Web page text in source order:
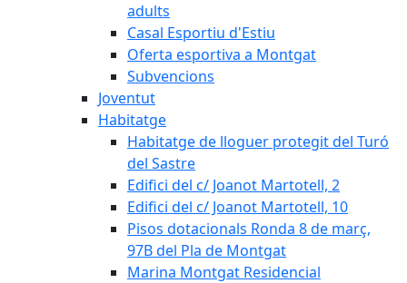
adults
Casal Esportiu d'Estiu
Oferta esportiva a Montgat
Subvencions
Joventut
Habitatge
Habitatge de lloguer protegit del Turó
del Sastre
Edifici del c/ Joanot Martotell, 2
Edifici del c/ Joanot Martotell, 10
Pisos dotacionals Ronda 8 de març,
97B del Pla de Montgat
Marina Montgat Residencial